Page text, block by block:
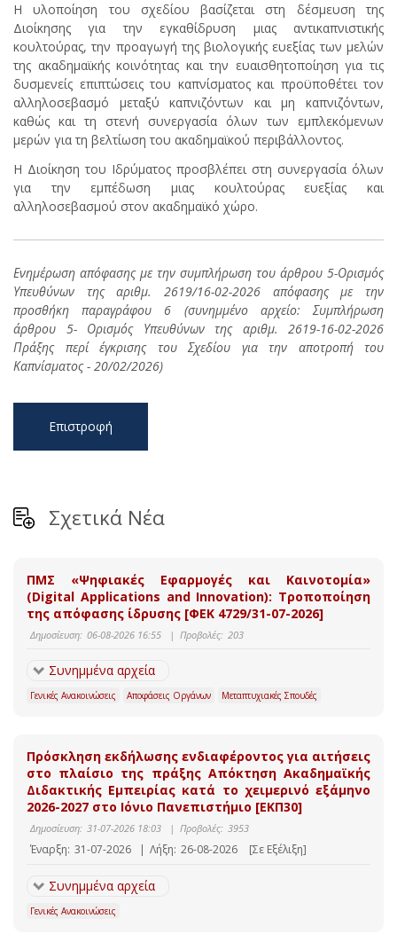
Η υλοποίηση του σχεδίου βασίζεται στη δέσμευση της
Διοίκησης για την εγκαθίδρυση μιας αντικαπνιστικής
κουλτούρας, την προαγωγή της βιολογικής ευεξίας των μελών
της ακαδημαϊκής κοινότητας και την ευαισθητοποίηση για τις
δυσμενείς επιπτώσεις του καπνίσματος και προϋποθέτει τον
αλληλοσεβασμό μεταξύ καπνιζόντων και μη καπνιζόντων,
καθώς και τη στενή συνεργασία όλων των εμπλεκόμενων
μερών για τη βελτίωση του ακαδημαϊκού περιβάλλοντος.
Η Διοίκηση του Ιδρύματος προσβλέπει στη συνεργασία όλων
για την εμπέδωση μιας κουλτούρας ευεξίας και
αλληλοσεβασμού στον ακαδημαϊκό χώρο.
Ενημέρωση απόφασης με την συμπλήρωση του άρθρου 5-Ορισμός
Υπευθύνων της αριθμ. 2619/16-02-2026 απόφασης με την
προσθήκη παραγράφου 6 (συνημμένο αρχείο: Συμπλήρωση
άρθρου 5- Ορισμός Υπευθύνων της αριθμ. 2619-16-02-2026
Πράξης περί έγκρισης του Σχεδίου για την αποτροπή του
Καπνίσματος - 20/02/2026)
Επιστροφή
Σχετικά Νέα
ΠΜΣ «Ψηφιακές Εφαρμογές και Καινοτομία»
(Digital Applications and Innovation): Τροποποίηση
της απόφασης ίδρυσης [ΦΕΚ 4729/31-07-2026]
Δημοσίευση: 06-08-2026 16:55 | Προβολές: 203
Συνημμένα αρχεία
Γενικές Ανακοινώσεις Αποφάσεις Οργάνων Μεταπτυχιακές Σπουδές
Πρόσκληση εκδήλωσης ενδιαφέροντος για αιτήσεις
στο πλαίσιο της πράξης Απόκτηση Ακαδημαϊκής
Διδακτικής Εμπειρίας κατά το χειμερινό εξάμηνο
2026-2027 στο Ιόνιο Πανεπιστήμιο [ΕΚΠ30]
Δημοσίευση: 31-07-2026 18:03 | Προβολές: 3953
Έναρξη: 31-07-2026 | Λήξη: 26-08-2026 [Σε Εξέλιξη]
Συνημμένα αρχεία
Γενικές Ανακοινώσεις